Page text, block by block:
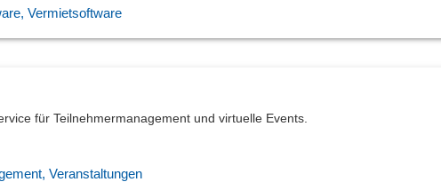
Vermietsoftware
für Teilnehmermanagement und virtuelle Events.
Veranstaltungen